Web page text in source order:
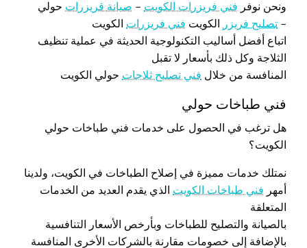
ونحن نوفر فني فريزرات الكويت – صيانة قريزرات حولي
– تصليح فريزر الكويت فني فريزرات الكويت
اتباع أفضل أساليب التكنولوجية الحديثة في عملية تنظيف
الثلاجة وكل ذلك بأسعار لا تقبل
المنافسة من خلال فني تصليح ثلاجات حولي الكويت
فني طباخات حولي
هل ترغب في الحصول على خدمات فني طباخات حولي
الكويت؟
نمتلك خدمات مميزة في إصلاح الطباخات في الكويت، ولدينا
أمهر فني طباخات الكويت الذي يقدم العديد من الخدمات
المتعلقة
بالصيانة والتصليح للطباخات وبأرخص الأسعار التنافسية
بالإضافة إلى خصومات مقارنة بالشركات الأخرى المنافسة